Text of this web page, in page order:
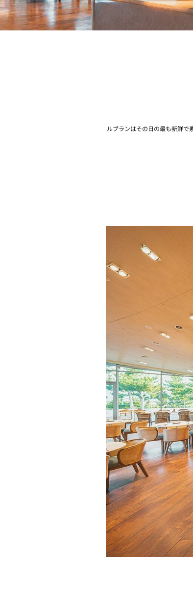
ルブランはその日の最も新鮮で